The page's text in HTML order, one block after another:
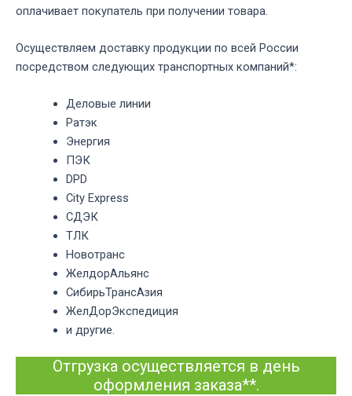
оплачивает покупатель при получении товара.
Осуществляем доставку продукции по всей России
посредством следующих транспортных компаний*:
Деловые линии
Ратэк
Энергия
ПЭК
DPD
City Express
СДЭК
ТЛК
Новотранс
ЖелдорАльянс
СибирьТрансАзия
ЖелДорЭкспедиция
и другие.
Отгрузка осуществляется в день
оформления заказа**.